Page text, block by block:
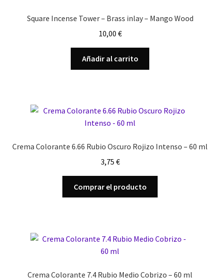
Square Incense Tower – Brass inlay – Mango Wood
10,00 €
Añadir al carrito
Crema Colorante 6.66 Rubio Oscuro Rojizo Intenso – 60 ml
3,75 €
Comprar el producto
Crema Colorante 7.4 Rubio Medio Cobrizo – 60 ml